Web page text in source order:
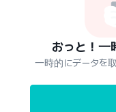
おっと！一
一時的にデータを